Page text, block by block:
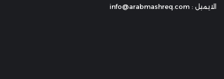
الايميل : info@arabmashreq.com